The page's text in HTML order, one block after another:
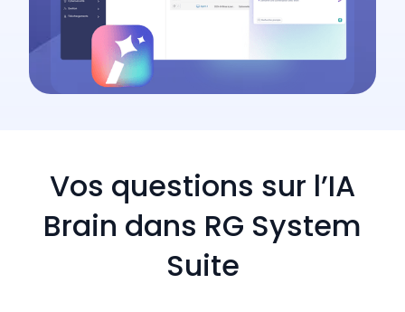
Vos questions sur l’IA
Brain dans RG System
Suite